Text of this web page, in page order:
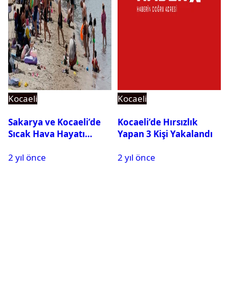
Kocaeli
Sakarya ve Kocaeli’de
Sıcak Hava Hayatı
2 yıl önce
Kocaeli
Kocaeli’de Hırsızlık
Yapan 3 Kişi Yakalandı
2 yıl önce